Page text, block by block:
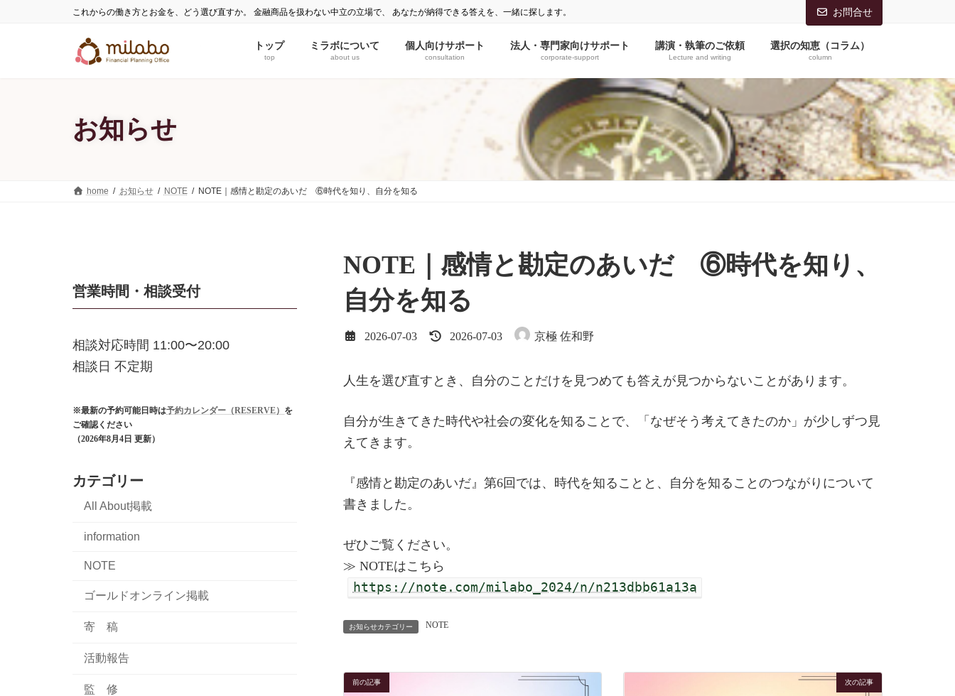
これからの働き方とお金を、どう選び直すか。 金融商品を扱わない中立の立場で、 あなたが納得できる答えを、一緒に探します。 お問合せ
トップ
top
ミラボについて
about us
個人向けサポート
consultation
法人・専門家向けサポート
corporate-support
講演・執筆のご依頼
Lecture and writing
選択の知恵（コラム）
column
お知らせ
home お知らせ NOTE NOTE｜感情と勘定のあいだ ⑥時代を知り、自分を知る
NOTE｜感情と勘定のあいだ ⑥時代を知り、
自分を知る
2026-07-03
最
新
日
:
2026-07-03 京極 佐和野
人生を選び直すとき、自分のことだけを見つめても答えが見つからないことがあります。
自分が生きてきた時代や社会の変化を知ることで、「なぜそう考えてきたのか」が少しずつ見
えてきます。
『感情と勘定のあいだ』第6回では、時代を知ることと、自分を知ることのつながりについて
書きました。
ぜひご覧ください。
≫ NOTEはこちら
https://note.com/milabo_2024/n/n213dbb61a13a
お知らせカテゴリー NOTE
前の記事 次の記事
営業時間・相談受付
相談対応時間 11:00〜20:00
相談日 不定期
※最新の予約可能日時は予約カレンダー（RESERVE） を
ご確認ください
（2026年8月4日 更新）
カテゴリー
All About掲載
information
NOTE
ゴールドオンライン掲載
寄 稿
活動報告
監 修